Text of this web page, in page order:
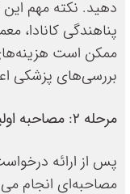
دهید. نکته مهم
پناهندگی کانادا،
ممکن است
بررسی‌های پزشکی
مرحله ۲: مصاحبه اولیه و احراز هویت
پس از ارائه
مصاحبه‌ای انجام